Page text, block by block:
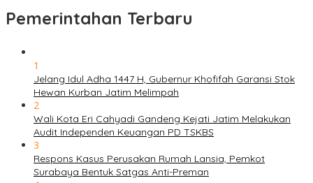
Pemerintahan Terbaru
1
Jelang Idul Adha 1447 H, Gubernur Khofifah Garansi Stok
Hewan Kurban Jatim Melimpah
2
Wali Kota Eri Cahyadi Gandeng Kejati Jatim Melakukan
Audit Independen Keuangan PD TSKBS
3
Respons Kasus Perusakan Rumah Lansia, Pemkot
Surabaya Bentuk Satgas Anti-Preman